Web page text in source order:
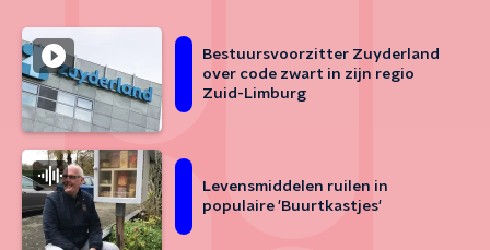
Bestuursvoorzitter Zuyderland
over code zwart in zijn regio
Zuid-Limburg
Levensmiddelen ruilen in
populaire 'Buurtkastjes'